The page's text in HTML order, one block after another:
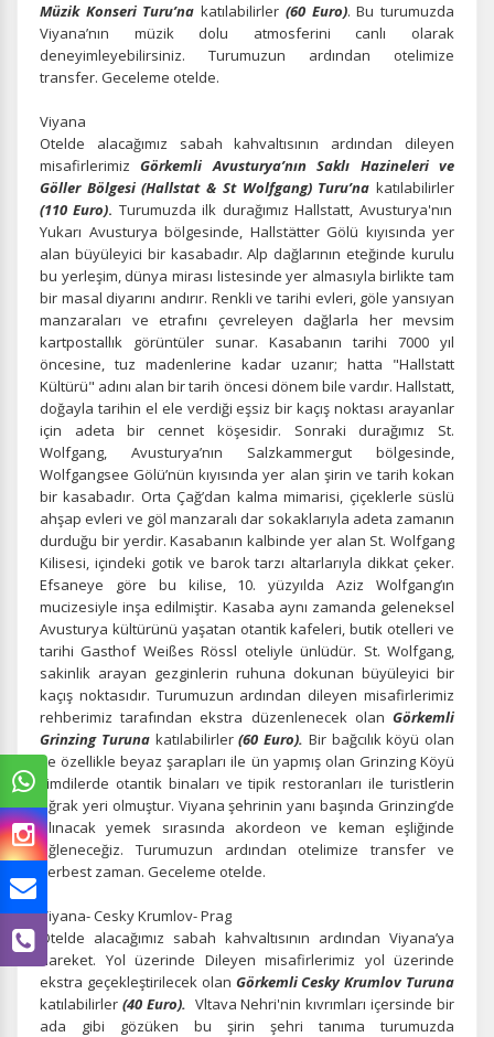
Müzik Konseri Turu’na katılabilirler (60 Euro). Bu turumuzda
Viyana’nın müzik dolu atmosferini canlı olarak
deneyimleyebilirsiniz. Turumuzun ardından otelimize
transfer. Geceleme otelde.
Viyana
Otelde alacağımız sabah kahvaltısının ardından dileyen
misafirlerimiz Görkemli Avusturya’nın Saklı Hazineleri ve
Göller Bölgesi (Hallstat & St Wolfgang) Turu’na katılabilirler
(110 Euro). Turumuzda ilk durağımız Hallstatt, Avusturya'nın
Yukarı Avusturya bölgesinde, Hallstätter Gölü kıyısında yer
alan büyüleyici bir kasabadır. Alp dağlarının eteğinde kurulu
bu yerleşim, dünya mirası listesinde yer almasıyla birlikte tam
bir masal diyarını andırır. Renkli ve tarihi evleri, göle yansıyan
manzaraları ve etrafını çevreleyen dağlarla her mevsim
kartpostallık görüntüler sunar. Kasabanın tarihi 7000 yıl
öncesine, tuz madenlerine kadar uzanır; hatta "Hallstatt
Kültürü" adını alan bir tarih öncesi dönem bile vardır. Hallstatt,
doğayla tarihin el ele verdiği eşsiz bir kaçış noktası arayanlar
için adeta bir cennet köşesidir. Sonraki durağımız St.
Wolfgang, Avusturya’nın Salzkammergut bölgesinde,
Wolfgangsee Gölü’nün kıyısında yer alan şirin ve tarih kokan
bir kasabadır. Orta Çağ’dan kalma mimarisi, çiçeklerle süslü
ahşap evleri ve göl manzaralı dar sokaklarıyla adeta zamanın
durduğu bir yerdir. Kasabanın kalbinde yer alan St. Wolfgang
Kilisesi, içindeki gotik ve barok tarzı altarlarıyla dikkat çeker.
Efsaneye göre bu kilise, 10. yüzyılda Aziz Wolfgang’ın
mucizesiyle inşa edilmiştir. Kasaba aynı zamanda geleneksel
Avusturya kültürünü yaşatan otantik kafeleri, butik otelleri ve
tarihi Gasthof Weißes Rössl oteliyle ünlüdür. St. Wolfgang,
sakinlik arayan gezginlerin ruhuna dokunan büyüleyici bir
kaçış noktasıdır. Turumuzun ardından dileyen misafirlerimiz
rehberimiz tarafından ekstra düzenlenecek olan Görkemli
Grinzing Turuna katılabilirler(60 Euro). Bir bağcılık köyü olan
ve özellikle beyaz şarapları ile ün yapmış olan Grinzing Köyü
şimdilerde otantik binaları ve tipik restoranları ile turistlerin
uğrak yeri olmuştur. Viyana şehrinin yanı başında Grinzing’de
alınacak yemek sırasında akordeon ve keman eşliğinde
eğleneceğiz. Turumuzun ardından otelimize transfer ve
serbest zaman. Geceleme otelde.
Viyana- Cesky Krumlov- Prag
Otelde alacağımız sabah kahvaltısının ardından Viyana’ya
hareket. Yol üzerinde Dileyen misafirlerimiz yol üzerinde
ekstra geçekleştirilecek olan Görkemli Cesky Krumlov Turuna
katılabilirler (40 Euro). Vltava Nehri'nin kıvrımları içersinde bir
ada gibi gözüken bu şirin şehri tanıma turumuzda